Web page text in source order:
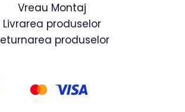
Vreau Montaj
Livrarea produselor
produselor